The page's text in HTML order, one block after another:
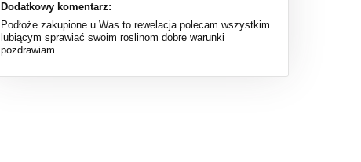
Dodatkowy komentarz:
Podłoże zakupione u Was to rewelacja polecam wszystkim
lubiącym sprawiać swoim roslinom dobre warunki
pozdrawiam